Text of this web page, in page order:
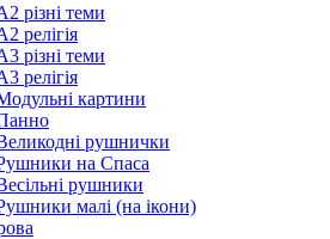
різні теми
релігія
різні теми
релігія
картини
рушнички
на Спаса
рушники
малі (на ікони)